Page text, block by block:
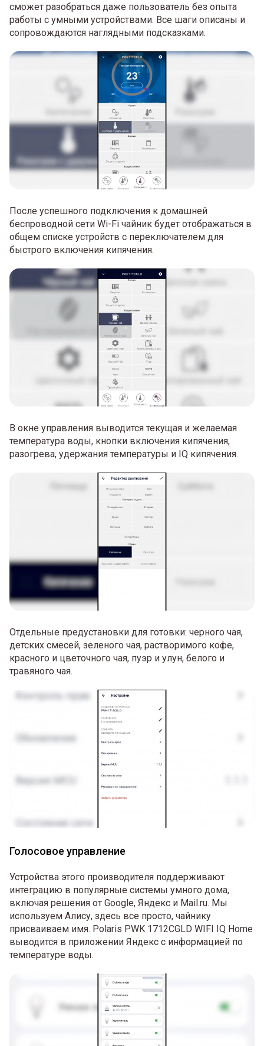
сможет разобраться даже пользователь без опыта
работы с умными устройствами. Все шаги описаны и
сопровождаются наглядными подсказками.
После успешного подключения к домашней
беспроводной сети Wi-Fi чайник будет отображаться в
общем списке устройств с переключателем для
быстрого включения кипячения.
В окне управления выводится текущая и желаемая
температура воды, кнопки включения кипячения,
разогрева, удержания температуры и IQ кипячения.
Отдельные предустановки для готовки: черного чая,
детских смесей, зеленого чая, растворимого кофе,
красного и цветочного чая, пуэр и улун, белого и
травяного чая.
Голосовое управление
Устройства этого производителя поддерживают
интеграцию в популярные системы умного дома,
включая решения от Google, Яндекс и Mail.ru. Мы
используем Алису, здесь все просто, чайнику
присваиваем имя. Polaris PWK 1712CGLD WIFI IQ Home
выводится в приложении Яндекс с информацией по
температуре воды.